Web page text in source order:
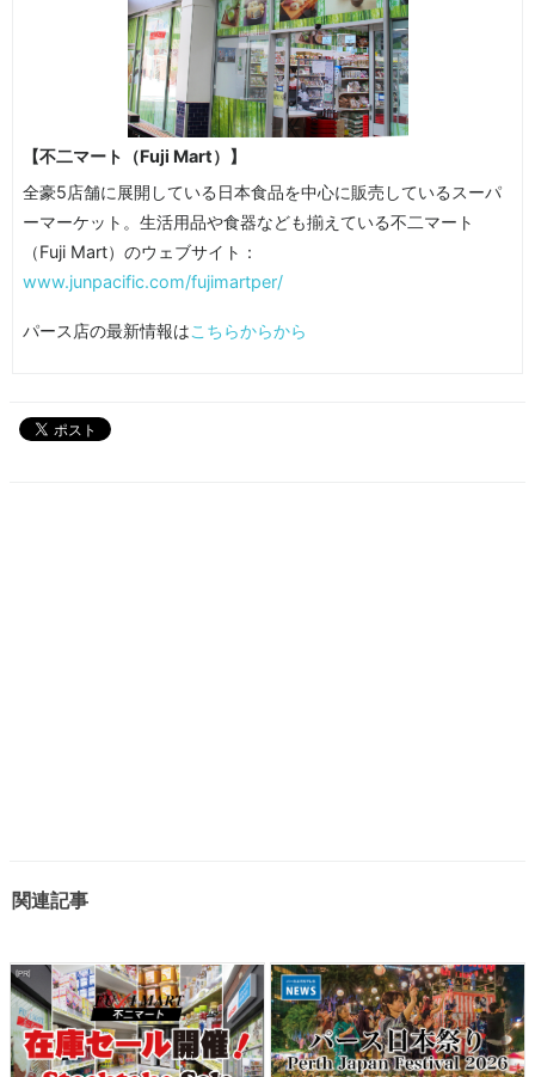
【不二マート（Fuji Mart）】
全豪5店舗に展開している日本食品を中心に販売しているスーパ
ーマーケット。生活用品や食器なども揃えている不二マート
（Fuji Mart）のウェブサイト：
www.junpacific.com/fujimartper/
パース店の最新情報はこちらからから
関連記事